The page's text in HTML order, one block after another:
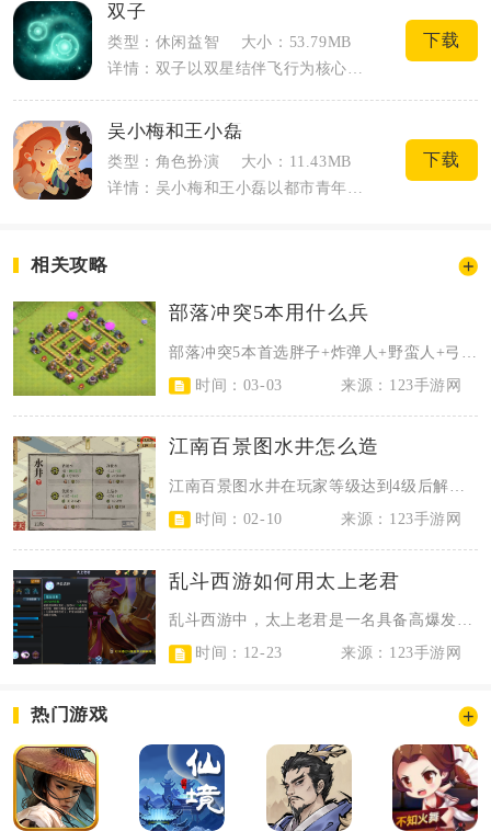
双子
类型：休闲益智
大小：53.79MB
详情：双子以双星结伴飞行为核心内容，全程没有文字剧情与新手引导，依靠画面和音乐推进...
下载
吴小梅和王小磊
类型：角色扮演
大小：11.43MB
详情：吴小梅和王小磊以都市青年情感成长为核心，融合寻物解谜与恋爱模拟双重玩法，围绕...
下载
相关攻略
部落冲突5本用什么兵
时间：03-03
来源：123手游网
江南百景图水井怎么造
时间：02-10
来源：123手游网
乱斗西游如何用太上老君
乱斗西游中，太上老君是一名具备高爆发与强机动性的远程法师，核心玩法围绕技能连...
时间：12-23
来源：123手游网
热门游戏